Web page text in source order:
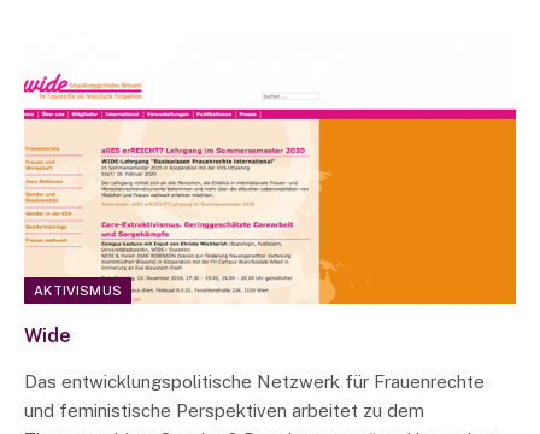
AKTIVISMUS
Wide
Das entwicklungspolitische Netzwerk für Frauenrechte
und feministische Perspektiven arbeitet zu dem